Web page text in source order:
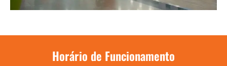
Horário de Funcionamento